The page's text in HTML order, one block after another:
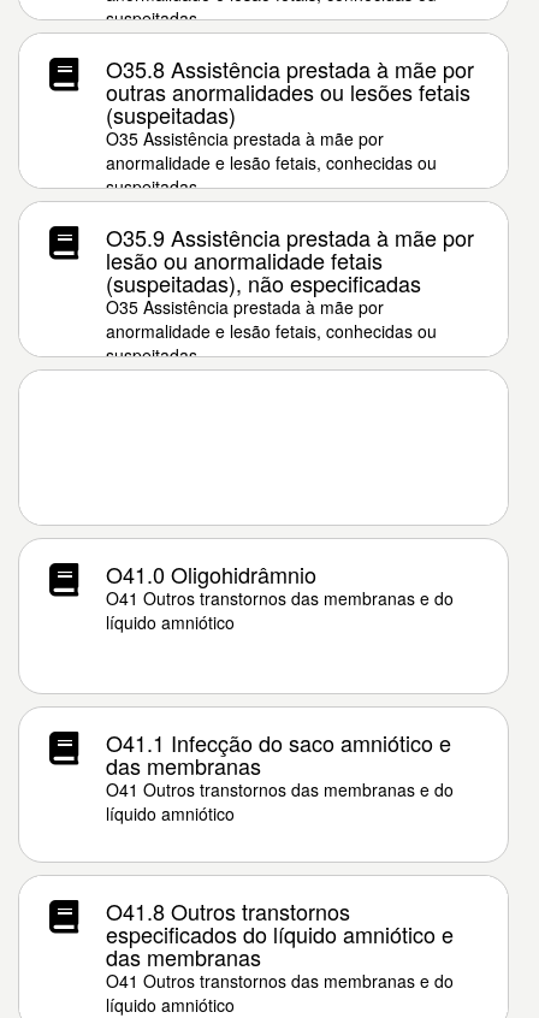
suspeitadas
O35.8 Assistência prestada à mãe por
outras anormalidades ou lesões fetais
(suspeitadas)
O35 Assistência prestada à mãe por
anormalidade e lesão fetais, conhecidas ou
suspeitadas
O35.9 Assistência prestada à mãe por
lesão ou anormalidade fetais
(suspeitadas), não especificadas
O35 Assistência prestada à mãe por
anormalidade e lesão fetais, conhecidas ou
suspeitadas
O41.0 Oligohidrâmnio
O41 Outros transtornos das membranas e do
líquido amniótico
O41.1 Infecção do saco amniótico e
das membranas
O41 Outros transtornos das membranas e do
líquido amniótico
O41.8 Outros transtornos
especificados do líquido amniótico e
das membranas
O41 Outros transtornos das membranas e do
líquido amniótico